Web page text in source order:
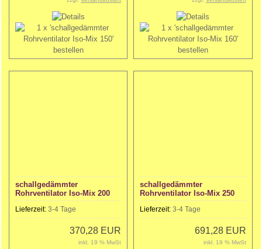
schallgedämmter
Rohrventilator Iso-Mix 200
Lieferzeit: 3-4 Tage
370,28 EUR
inkl. 19 % MwSt
schallgedämmter
Rohrventilator Iso-Mix 250
Lieferzeit:3-4 Tage
691,28 EUR
inkl. 19 % MwSt